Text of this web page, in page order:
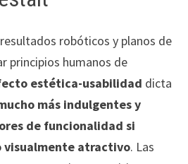
robóticos y planos de
principios humanos de
estética-usabilidad dicta
más indulgentes y
de funcionalidad si
visualmente atractivo. Las